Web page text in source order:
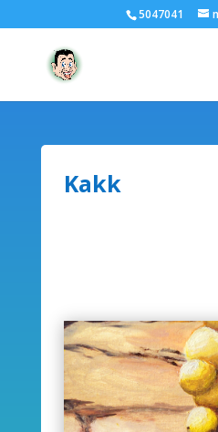
5047041
Kakk